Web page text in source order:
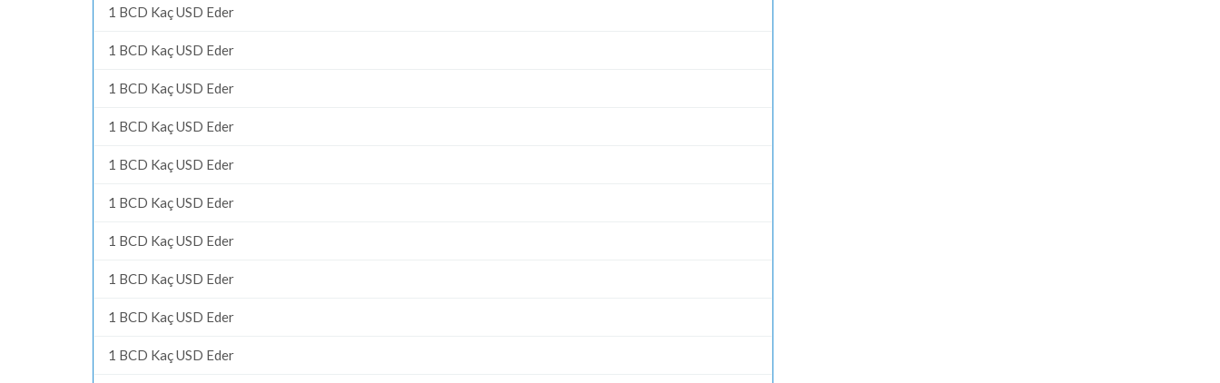
1 BCD Kaç USD Eder
1 BCD Kaç USD Eder
1 BCD Kaç USD Eder
1 BCD Kaç USD Eder
1 BCD Kaç USD Eder
1 BCD Kaç USD Eder
1 BCD Kaç USD Eder
1 BCD Kaç USD Eder
1 BCD Kaç USD Eder
1 BCD Kaç USD Eder